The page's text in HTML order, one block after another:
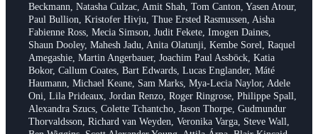
Beckmann, Natasha Culzac, Amit Shah, Tom Canton, Yasen Atour,
Paul Bullion, Kristofer Hivju, Thue Ersted Rasmussen, Aisha
Fabienne Ross, Mecia Simson, Judit Fekete, Imogen Daines,
Shaun Dooley, Mahesh Jadu, Anita Olatunji, Kembe Sorel, Raquel
Amegashie, Martin Angerbauer, Joachim Paul Assböck, Katia
Bokor, Callum Coates, Bart Edwards, Lucas Englander, Máté
Haumann, Michael Keane, Sam Marks, Mya-Lecia Naylor, Adele
Oni, Lila Prideaux, Jordan Renzo, Roger Ringrose, Philippe Spall,
Alexandra Szucs, Colette Tchantcho, Jason Thorpe, Gudmundur
Thorvaldsson, Richard van Weyden, Veronika Varga, Steve Wall,